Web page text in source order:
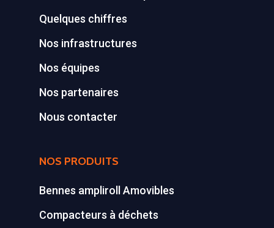
Quelques chiffres
Nos infrastructures
Nos équipes
Nos partenaires
Nous contacter
NOS PRODUITS
Bennes ampliroll Amovibles
Compacteurs à déchets